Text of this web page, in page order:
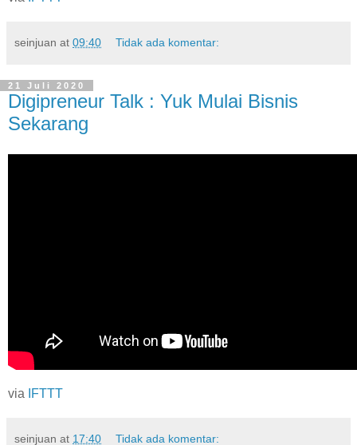
seinjuan at 09:40 Tidak ada komentar:
21 Juli 2020
Digipreneur Talk : Yuk Mulai Bisnis
Sekarang
via IFTTT
seinjuan at 17:40 Tidak ada komentar: